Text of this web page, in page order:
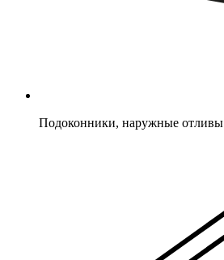
Подоконники, наружные отливы